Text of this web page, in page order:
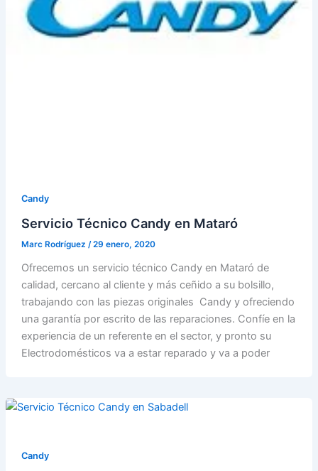
Candy
Servicio Técnico Candy en Mataró
Marc Rodríguez /29 enero, 2020
Ofrecemos un servicio técnico Candy en Mataró de
calidad, cercano al cliente y más ceñido a su bolsillo,
trabajando con las piezas originales Candy y ofreciendo
una garantía por escrito de las reparaciones. Confíe en la
experiencia de un referente en el sector, y pronto su
Electrodomésticos va a estar reparado y va a poder
Candy